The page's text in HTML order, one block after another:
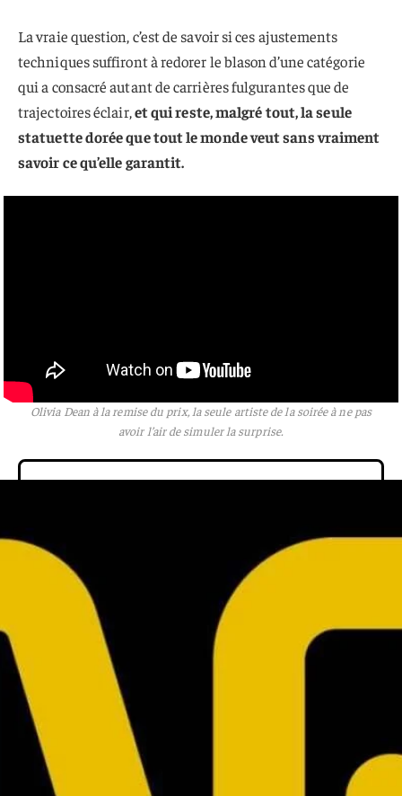
La vraie question, c’est de savoir si ces ajustements
techniques suffiront à redorer le blason d’une catégorie
qui a consacré autant de carrières fulgurantes que de
trajectoires éclair,et qui reste, malgré tout, la seule
statuette dorée que tout le monde veut sans vraiment
savoir ce qu’elle garantit.
Olivia Dean à la remise du prix, la seule artiste de la soirée à ne pas
avoir l’air de simuler la surprise.